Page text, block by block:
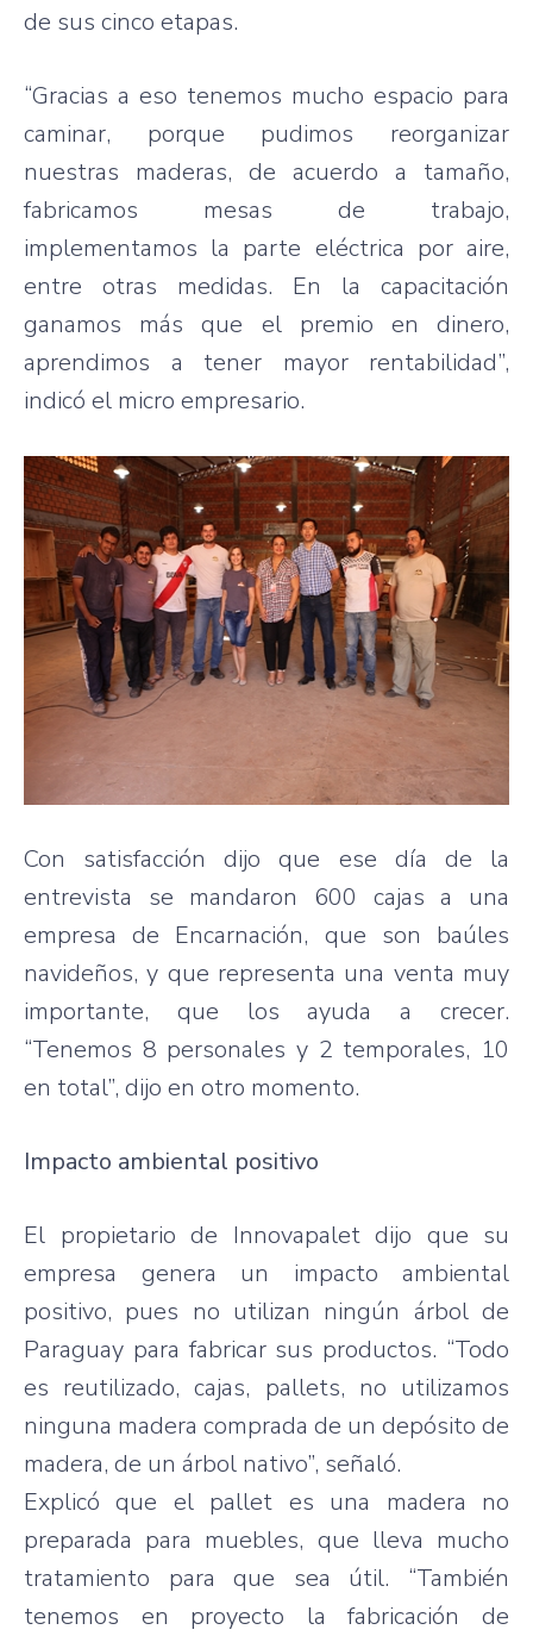
de sus cinco etapas.
“Gracias a eso tenemos mucho espacio para
caminar, porque pudimos reorganizar
nuestras maderas, de acuerdo a tamaño,
fabricamos mesas de trabajo,
implementamos la parte eléctrica por aire,
entre otras medidas. En la capacitación
ganamos más que el premio en dinero,
aprendimos a tener mayor rentabilidad”,
indicó el micro empresario.
Con satisfacción dijo que ese día de la
entrevista se mandaron 600 cajas a una
empresa de Encarnación, que son baúles
navideños, y que representa una venta muy
importante, que los ayuda a crecer.
“Tenemos 8 personales y 2 temporales, 10
en total”, dijo en otro momento.
Impacto ambiental positivo
El propietario de Innovapalet dijo que su
empresa genera un impacto ambiental
positivo, pues no utilizan ningún árbol de
Paraguay para fabricar sus productos. “Todo
es reutilizado, cajas, pallets, no utilizamos
ninguna madera comprada de un depósito de
madera, de un árbol nativo”, señaló.
Explicó que el pallet es una madera no
preparada para muebles, que lleva mucho
tratamiento para que sea útil. “También
tenemos en proyecto la fabricación de